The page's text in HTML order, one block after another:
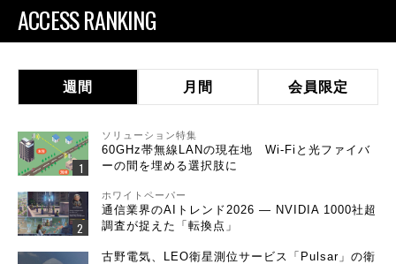
ACCESS RANKING
週間 月間 会員限定
ソリューション特集
60GHz帯無線LANの現在地 Wi-Fiと光ファイバ
ーの間を埋める選択肢に
ホワイトペーパー
通信業界のAIトレンド2026 ― NVIDIA 1000社超
調査が捉えた「転換点」
古野電気、LEO衛星測位サービス「Pulsar」の衛